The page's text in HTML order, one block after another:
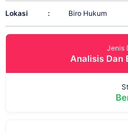
Lokasi : Biro Hukum
Jenis
Analisis Dan